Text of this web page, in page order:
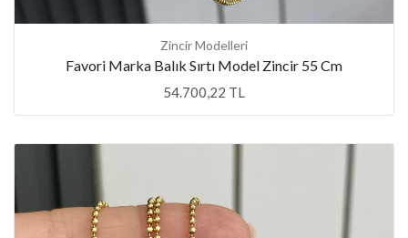
Zincir Modelleri
Favori Marka Balık Sırtı Model Zincir 55 Cm
54.700,22 TL